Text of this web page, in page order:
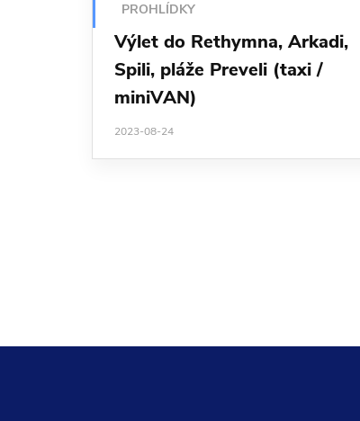
PROHLÍDKY
Výlet do Rethymna, Arkadi,
Spili, pláže Preveli (taxi /
miniVAN)
2023-08-24